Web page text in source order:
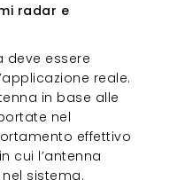
radar e
deve essere
reale.
in base alle
nel
effettivo
cui l’antenna
sistema.